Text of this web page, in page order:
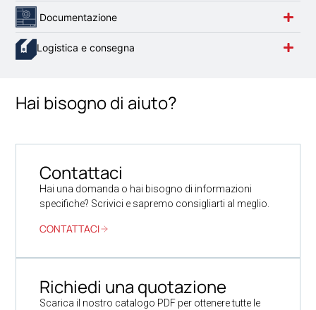
Documentazione
Logistica e consegna
Hai bisogno di aiuto?
Contattaci
Hai una domanda o hai bisogno di informazioni
specifiche? Scrivici e sapremo consigliarti al meglio.
CONTATTACI
Richiedi una quotazione
Scarica il nostro catalogo PDF per ottenere tutte le